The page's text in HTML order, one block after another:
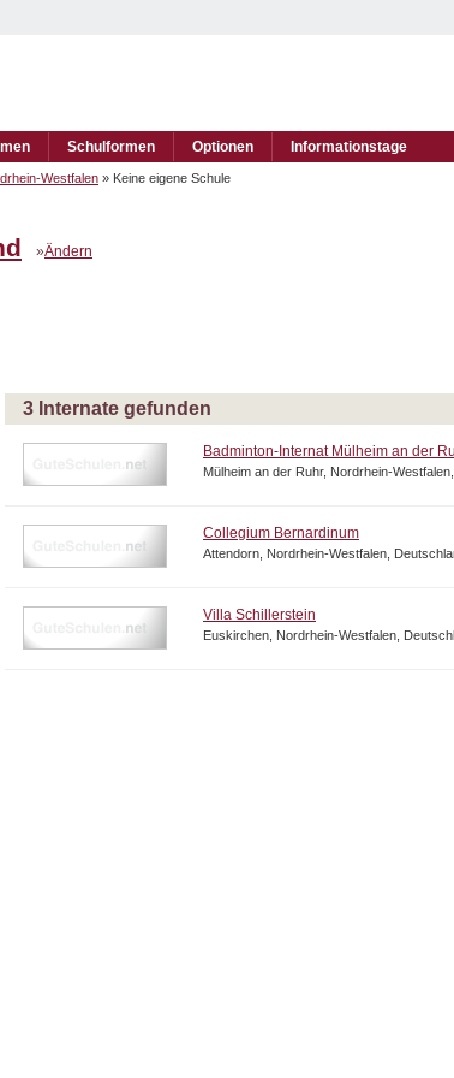
Schulformen Optionen Informationstage
Westfalen » Keine eigene Schule
»Ändern
3 Internate gefunden
Badminton-Internat Mülheim an der
Mülheim an der Ruhr, Nordrhein-
Collegium Bernardinum
Attendorn, Nordrhein-Westfalen,
Villa Schillerstein
Euskirchen, Nordrhein-Westfalen,